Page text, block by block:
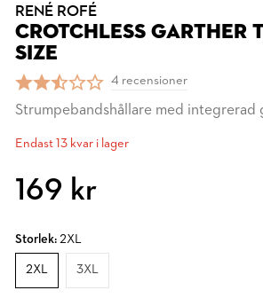
RENÉ ROFÉ
CROTCHLESS GARTHER
SIZE
4 recensioner
Strumpebandshållare med integrerad
Endast 13 kvar i lager
169 kr
Storlek: 2XL
2XL 3XL